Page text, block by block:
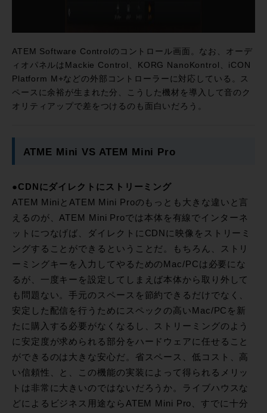
ATEM Software Controlのコントロール画面。なお、オーデ
ィオパネルはMackie Control、KORG NanoKontrol、iCON
Platform M+などの外部コントローラーに対応している。ス
ペースに余裕が生まれた分、こうした機材を導入して音のク
オリティアップで差をつけるのも面白いだろう。
ATME Mini VS ATEM Mini Pro
●CDNにダイレクトにストリーミング
ATEM MiniとATEM Mini Proのもっとも大きな違いと言
えるのが、ATEM Mini Proでは本体を有線でインターネ
ットにつなげば、ダイレクトにCDNに映像をストリーミ
ングすることができるということだ。もちろん、ストリ
ーミングキーを入力してやるためのMac/PCは必要にな
るが、一度キーを設定してしまえば本体から取り外して
も問題ない。手元のスペースを節約できるだけでなく、
安定した配信を行うためにスペックの高いMac/PCを新
たに購入する必要がなくなるし、ストリーミングのよう
に安定度が求められる部分をハードウェアに任せること
ができるのは大きな安心だ。省スペース、低コスト、高
い信頼性、と、この機能の実装によって得られるメリッ
トは非常に大きいのではないだろうか。ライブハウスな
どによるビジネス用途ならATEM Mini Pro、すでに十分